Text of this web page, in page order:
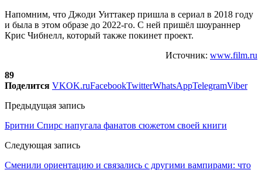
Напомним, что Джоди Уиттакер пришла в сериал в 2018 году
и была в этом образе до 2022-го. С ней пришёл шоураннер
Крис Чибнелл, который также покинет проект.
Источник: www.film.ru
89
Поделится VKOK.ruFacebookTwitterWhatsAppTelegramViber
Предыдущая запись
Бритни Спирс напугала фанатов сюжетом своей книги
Следующая запись
Сменили ориентацию и связались с другими вампирами: что